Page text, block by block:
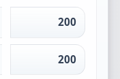
200
200